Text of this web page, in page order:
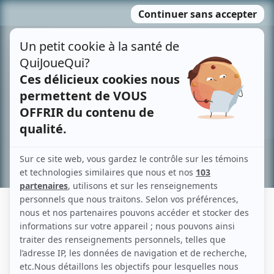
MENU
contenu
Recherche avancée »
ALEXIS POULIN HERRY
Liens
Fiche de Alexis Poulin Herry sur Showbizz.net